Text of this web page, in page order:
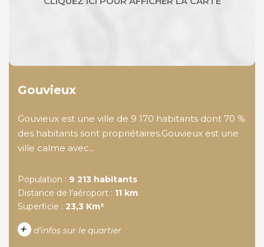
Gouvieux
Gouvieux est une ville de 9 170 habitants dont 70 %
des habitants sont propriétaires.Gouvieux est une
ville calme avec...
Population : 9 213 habitants
Distance de l'aéroport : 11 km
Superficie : 23,3 Km²
+ d'infos sur le quartier